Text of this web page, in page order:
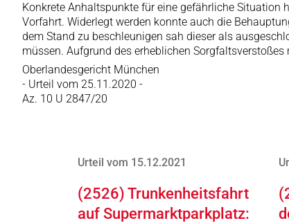
Konkrete Anhaltspunkte für eine gefährliche Situation
Vorfahrt. Widerlegt werden konnte auch die
dem Stand zu beschleunigen sah dieser als
müssen. Aufgrund des erheblichen
Oberlandesgericht München
- Urteil vom 25.11.2020 -
Az. 10 U 2847/20
Urteil vom 15.12.2021
(2526) Trunkenheitsfahrt
auf Supermarktparkplatz: